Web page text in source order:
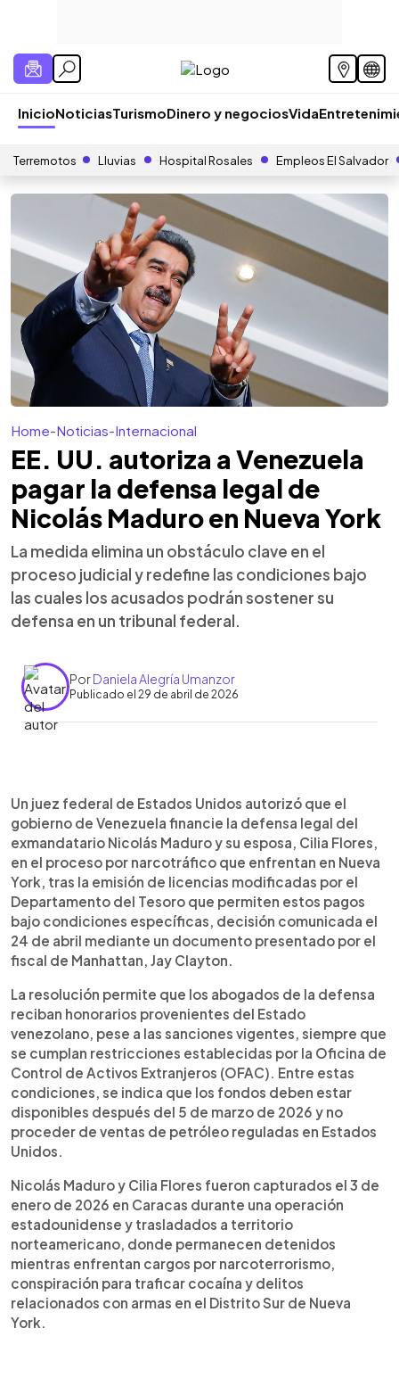
InicioNoticiasTurismoDinero y negociosVida
Terremotos Lluvias Hospital Rosales Empleos El Salvador
Home-Noticias-Internacional
EE. UU. autoriza a Venezuela
pagar la defensa legal de
Nicolás Maduro en Nueva York
La medida elimina un obstáculo clave en el
proceso judicial y redefine las condiciones bajo
las cuales los acusados podrán sostener su
defensa en un tribunal federal.
PorDaniela Alegría Umanzor
Publicado el 29 de abril de 2026
► Escuchar artículo
Estados Unidos permitió que el gobierno de
Venezuela financie la defensa legal de Nicolás
Maduro y Cilia Flores en el juicio por narcotráfico
en Nueva York, tras la modificación de licencias del
Departamento del Tesoro que habilitan pagos
bajo condiciones específicas, lo que elimina un
obstáculo clave en el proceso judicial y permite
que el caso continúe en la corte federal.
Un juez federal de Estados Unidos autorizó que el
gobierno de Venezuela financie la defensa legal del
exmandatario Nicolás Maduro y su esposa, Cilia Flores,
en el proceso por narcotráfico que enfrentan en Nueva
York, tras la emisión de licencias modificadas por el
Departamento del Tesoro que permiten estos pagos
bajo condiciones específicas, decisión comunicada el
24 de abril mediante un documento presentado por el
fiscal de Manhattan, Jay Clayton.
La resolución permite que los abogados de la defensa
reciban honorarios provenientes del Estado
venezolano, pese a las sanciones vigentes, siempre que
se cumplan restricciones establecidas por la Oficina de
Control de Activos Extranjeros (OFAC). Entre estas
condiciones, se indica que los fondos deben estar
disponibles después del 5 de marzo de 2026 y no
proceder de ventas de petróleo reguladas en Estados
Unidos.
Nicolás Maduro y Cilia Flores fueron capturados el 3 de
enero de 2026 en Caracas durante una operación
estadounidense y trasladados a territorio
norteamericano, donde permanecen detenidos
mientras enfrentan cargos por narcoterrorismo,
conspiración para traficar cocaína y delitos
relacionados con armas en el Distrito Sur de Nueva
York.